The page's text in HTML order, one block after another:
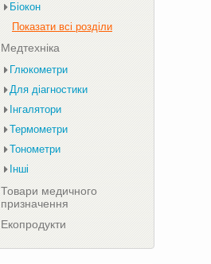
Біокон
Показати всі розділи
Медтехніка
Глюкометри
Для діагностики
Інгалятори
Термометри
Тонометри
Інші
Товари медичного
призначення
Екопродукти